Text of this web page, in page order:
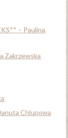
– Paulina
Zakrzewska
Chlupowa